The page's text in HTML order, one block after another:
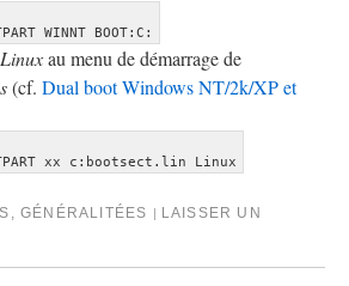
WINNT BOOT:C:
Linuxau menu de démarrage de
(cf. Dual boot Windows NT/2k/XP et
xx c:bootsect.lin Linux
,GÉNÉRALITÉES | LAISSER UN